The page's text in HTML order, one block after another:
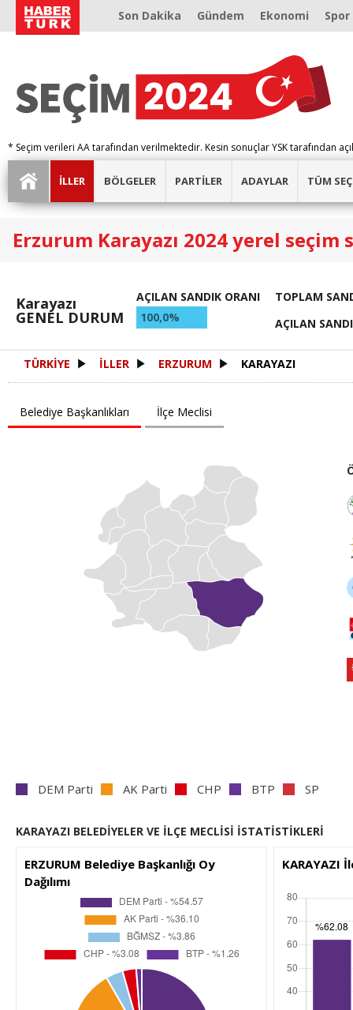
Son Dakika Gündem Ekonomi Spor
* Seçim verileri AA tarafından verilmektedir. Kesin sonuçlar YSK tarafından
İLLER BÖLGELER PARTİLER ADAYLAR TÜM
Erzurum Karayazı 2024 yerel seçim
Karayazı
GENEL DURUM
AÇILAN SANDIK ORANI
100,0%
TOPLAM
AÇILAN
TÜRKİYE İLLER ERZURUM KARAYAZI
Belediye Başkanlıkları İlçe Meclisi
DEM Parti AK Parti CHP BTP SP
KARAYAZI BELEDİYELER VE İLÇE MECLİSİ İSTATİSTİKLERİ
ERZURUM Belediye Başkanlığı Oy
Dağılımı
KARAYAZI